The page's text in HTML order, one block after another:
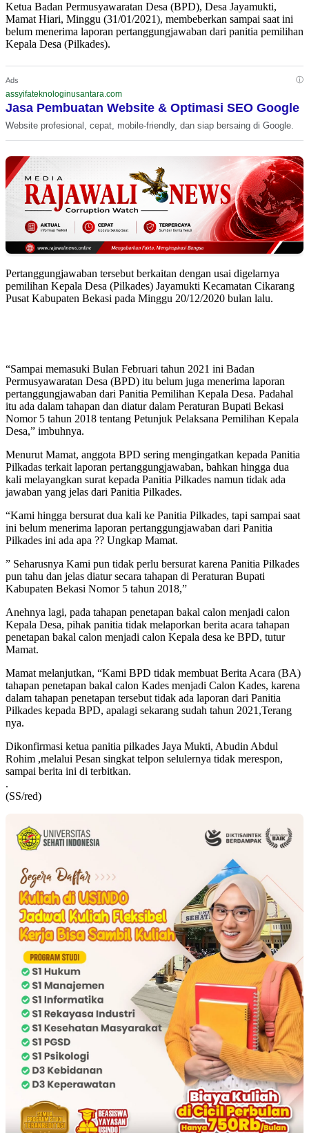
Ketua Badan Permusyawaratan Desa (BPD), Desa Jayamukti,
Mamat Hiari, Minggu (31/01/2021), membeberkan sampai saat ini
belum menerima laporan pertanggungjawaban dari panitia pemilihan
Kepala Desa (Pilkades).
Ads ⓘ
assyifateknologinusantara.com
Jasa Pembuatan Website & Optimasi SEO Google
Website profesional, cepat, mobile-friendly, dan siap bersaing di Google.
Pertanggungjawaban tersebut berkaitan dengan usai digelarnya
pemilihan Kepala Desa (Pilkades) Jayamukti Kecamatan Cikarang
Pusat Kabupaten Bekasi pada Minggu 20/12/2020 bulan lalu.
“Sampai memasuki Bulan Februari tahun 2021 ini Badan
Permusyawaratan Desa (BPD) itu belum juga menerima laporan
pertanggungjawaban dari Panitia Pemilihan Kepala Desa. Padahal
itu ada dalam tahapan dan diatur dalam Peraturan Bupati Bekasi
Nomor 5 tahun 2018 tentang Petunjuk Pelaksana Pemilihan Kepala
Desa,” imbuhnya.
Menurut Mamat, anggota BPD sering mengingatkan kepada Panitia
Pilkadas terkait laporan pertanggungjawaban, bahkan hingga dua
kali melayangkan surat kepada Panitia Pilkades namun tidak ada
jawaban yang jelas dari Panitia Pilkades.
“Kami hingga bersurat dua kali ke Panitia Pilkades, tapi sampai saat
ini belum menerima laporan pertanggungjawaban dari Panitia
Pilkades ini ada apa ?? Ungkap Mamat.
” Seharusnya Kami pun tidak perlu bersurat karena Panitia Pilkades
pun tahu dan jelas diatur secara tahapan di Peraturan Bupati
Kabupaten Bekasi Nomor 5 tahun 2018,”
Anehnya lagi, pada tahapan penetapan bakal calon menjadi calon
Kepala Desa, pihak panitia tidak melaporkan berita acara tahapan
penetapan bakal calon menjadi calon Kepala desa ke BPD, tutur
Mamat.
Mamat melanjutkan, “Kami BPD tidak membuat Berita Acara (BA)
tahapan penetapan bakal calon Kades menjadi Calon Kades, karena
dalam tahapan penetapan tersebut tidak ada laporan dari Panitia
Pilkades kepada BPD, apalagi sekarang sudah tahun 2021,Terang
nya.
Dikonfirmasi ketua panitia pilkades Jaya Mukti, Abudin Abdul
Rohim ,melalui Pesan singkat telpon selulernya tidak merespon,
sampai berita ini di terbitkan.
.
(SS/red)